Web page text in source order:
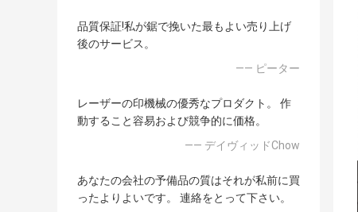
品質保証!私が鋸で挽いた最もよい売り上げ
後のサービス。
—— ピーター
レーザーの印機械の優秀なプロダクト。 作
動すること容易および競争的に価格。
—— デイヴィッドChow
あなたの会社の予備品の質はそれが私前に買
ったよりよいです。 連絡をとって下さい。